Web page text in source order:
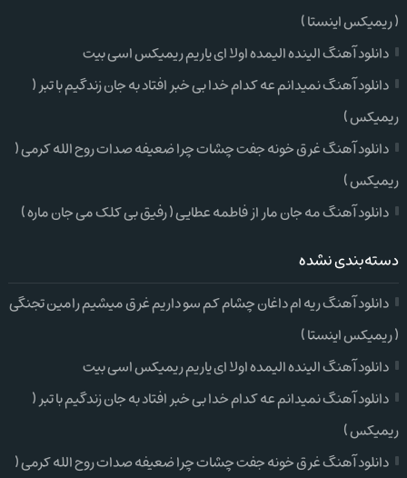
( ریمیکس اینستا )
دانلود آهنگ الینده الیمده اولا ای یاریم ریمیکس اسی بیت
دانلود آهنگ نمیدانم عه کدام خدا بی خبر افتاد به جان زندگیم با تبر (
ریمیکس )
دانلود آهنگ غرق خونه جفت چشات چرا ضعیفه صدات روح الله کرمی (
ریمیکس )
دانلود آهنگ مه جان مار از فاطمه عطایی ( رفیق بی کلک می جان ماره )
دسته‌بندی نشده
دانلود آهنگ ریه ام داغان چشام کم سو داریم غرق میشیم رامین تجنگی
( ریمیکس اینستا )
دانلود آهنگ الینده الیمده اولا ای یاریم ریمیکس اسی بیت
دانلود آهنگ نمیدانم عه کدام خدا بی خبر افتاد به جان زندگیم با تبر (
ریمیکس )
دانلود آهنگ غرق خونه جفت چشات چرا ضعیفه صدات روح الله کرمی (